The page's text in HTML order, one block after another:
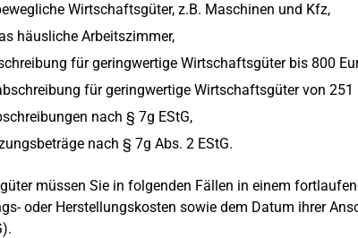
Wirtschaftsgüter, z.B. Maschinen und Kfz,
häusliche Arbeitszimmer,
für geringwertige Wirtschaftsgüter bis 800
für geringwertige Wirtschaftsgüter von 251
nach § 7g EStG,
nach § 7g Abs. 2 EStG.
müssen Sie in folgenden Fällen in einem
oder Herstellungskosten sowie dem Datum ihrer